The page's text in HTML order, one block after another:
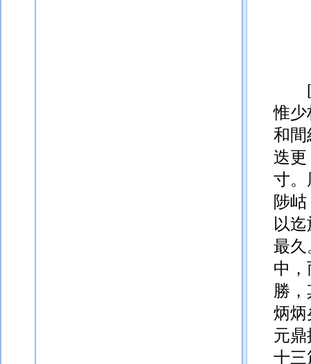
惟少
和間
迭更
寸。
陟
以
最久
中
勝
炳炳
元
十